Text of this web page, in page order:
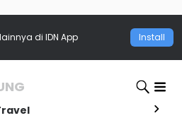
lainnya di IDN App Install